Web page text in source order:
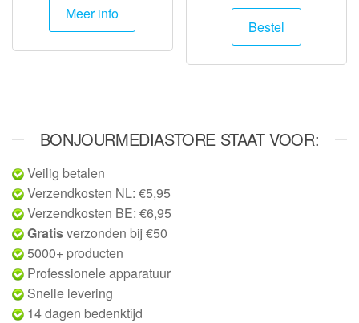
Meer info
Bestel
BONJOURMEDIASTORE STAAT VOOR:
Veilig betalen
Verzendkosten NL: €5,95
Verzendkosten BE: €6,95
Gratisverzonden bij €50
5000+ producten
Professionele apparatuur
Snelle levering
14 dagen bedenktijd